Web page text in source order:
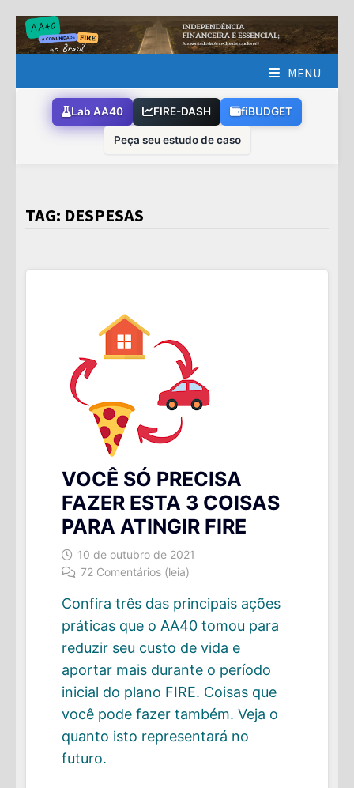
Skip
to
MENU
Lab AA40 FIRE-DASH fiBUDGET
Peça seu estudo de caso
TAG: DESPESAS
VOCÊ SÓ PRECISA
FAZER ESTA 3 COISAS
PARA ATINGIR FIRE
10 de outubro de 2021
72 Comentários (leia)
Confira três das principais ações
práticas que o AA40 tomou para
reduzir seu custo de vida e
aportar mais durante o período
inicial do plano FIRE. Coisas que
você pode fazer também. Veja o
quanto isto representará no
futuro.